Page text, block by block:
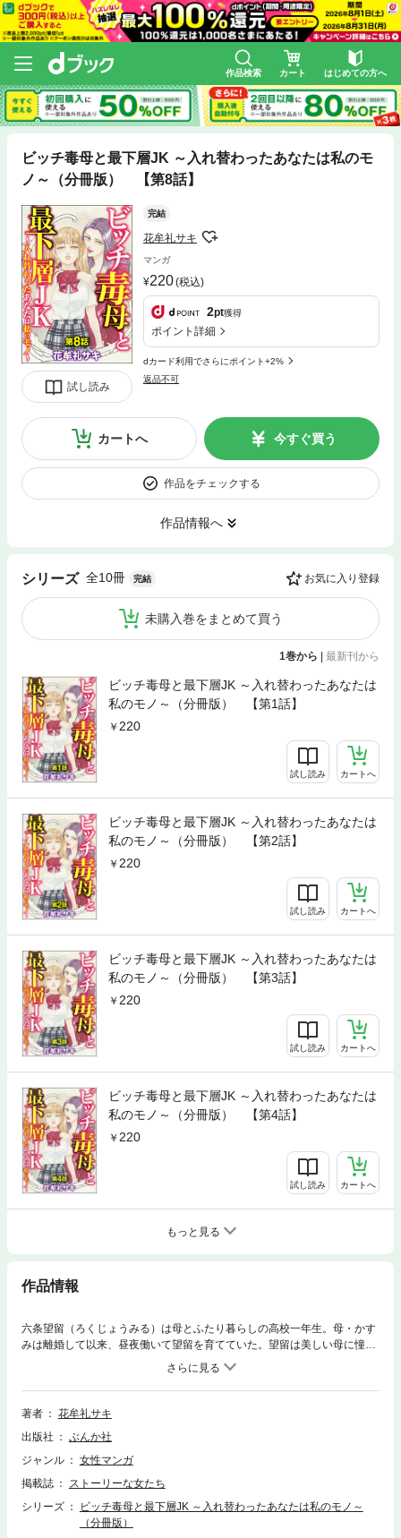
作品検索 カート はじめての方へ
ビッチ毒母と最下層JK ～入れ替わったあなたは私のモ
ノ～（分冊版） 【第8話】
試し読み
完結
花牟礼サキ
マンガ
220(税込)
2pt獲得
ポイント詳細
dカード利用でさらにポイント+2%
返品不可
カートへ 今すぐ買う
作品をチェックする
作品情報へ
シリーズ 全10冊 完結 お気に入り登録
未購入巻をまとめて買う
1巻から | 最新刊から
ビッチ毒母と最下層JK ～入れ替わったあなたは
私のモノ～（分冊版） 【第1話】
220
試し読み カートへ
ビッチ毒母と最下層JK ～入れ替わったあなたは
私のモノ～（分冊版） 【第2話】
220
試し読み カートへ
ビッチ毒母と最下層JK ～入れ替わったあなたは
私のモノ～（分冊版） 【第3話】
220
試し読み カートへ
ビッチ毒母と最下層JK ～入れ替わったあなたは
私のモノ～（分冊版） 【第4話】
220
試し読み カートへ
もっと見る
作品情報
六条望留（ろくじょうみる）は母とふたり暮らしの高校一年生。母・かす
みは離婚して以来、昼夜働いて望留を育てていた。望留は美しい母に憧れ
ていて、自分の存在に罪悪感を抱いている。ある日、追いつめられてた様
子で、望留は女子高生に人気のコスメを万引し捕まってしまう。店のマネ
ジャーに呼び出された母により、なんとかその場をしのぐことができたも
のの、公園で母に激しく叱責される。その時、近くで遊んでいた少年が蹴
う。病院で目が覚めると、ふたりの身体が入れ替わっていて……!? ※こ
の作品は『ストーリーな女たち Vol.53』に収録されています。重複購入に
著者
花牟礼サキ
出版社
ぶんか社
ジャンル
女性マンガ
掲載誌
ストーリーな女たち
シリーズ
ビッチ毒母と最下層JK ～入れ替わったあなたは私のモノ～
（分冊版）